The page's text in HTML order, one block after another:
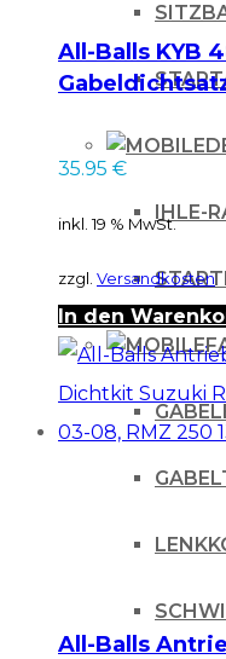
IHLE-
All-Balls KYB
Simmerring
35.95 €
inkl. 19 % MwSt.
zzgl. Versandkosten
In den
All-Balls